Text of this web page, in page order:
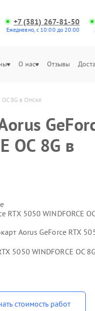
+7 (381) 267-81-50
Ежедневно, с 10:00 до 20:00
О нас Отзывы
8G в Омске
OC 8G в
RTX 5050 WINDFORCE
Aorus GeForce RTX
5050 WINDFORCE OC
стоимость работ